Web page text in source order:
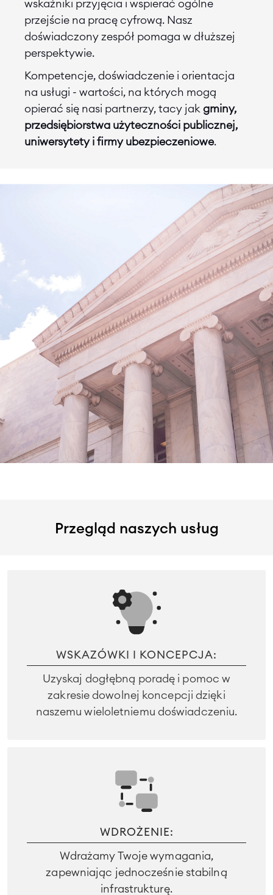
wskaźniki przyjęcia i wspierać ogólne
przejście na pracę cyfrową. Nasz
doświadczony zespół pomaga w dłuższej
perspektywie.
Kompetencje, doświadczenie i orientacja
na usługi - wartości, na których mogą
opierać się nasi partnerzy, tacy jak gminy,
przedsiębiorstwa użyteczności publicznej,
uniwersytety i firmy ubezpieczeniowe.
Przegląd naszych usług
WSKAZÓWKI I KONCEPCJA:
Uzyskaj dogłębną poradę i pomoc w
zakresie dowolnej koncepcji dzięki
naszemu wieloletniemu doświadczeniu.
WDROŻENIE:
Wdrażamy Twoje wymagania,
zapewniając jednocześnie stabilną
infrastrukturę.